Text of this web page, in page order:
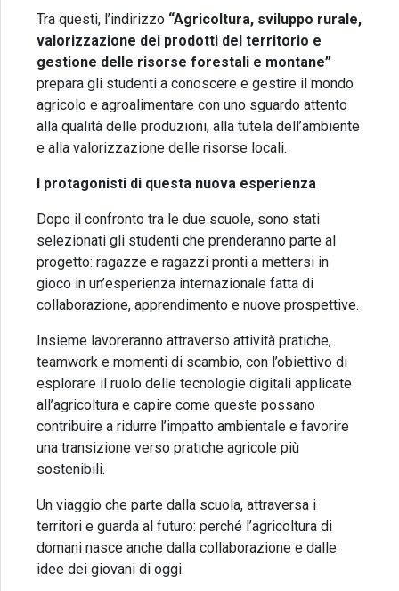
Tra questi, l’indirizzo “Agricoltura, sviluppo rurale,
valorizzazione dei prodotti del territorio e
gestione delle risorse forestali e montane”
prepara gli studenti a conoscere e gestire il mondo
agricolo e agroalimentare con uno sguardo attento
alla qualità delle produzioni, alla tutela dell’ambiente
e alla valorizzazione delle risorse locali.
I protagonisti di questa nuova esperienza
Dopo il confronto tra le due scuole, sono stati
selezionati gli studenti che prenderanno parte al
progetto: ragazze e ragazzi pronti a mettersi in
gioco in un’esperienza internazionale fatta di
collaborazione, apprendimento e nuove prospettive.
Insieme lavoreranno attraverso attività pratiche,
teamwork e momenti di scambio, con l’obiettivo di
esplorare il ruolo delle tecnologie digitali applicate
all’agricoltura e capire come queste possano
contribuire a ridurre l’impatto ambientale e favorire
una transizione verso pratiche agricole più
sostenibili.
Un viaggio che parte dalla scuola, attraversa i
territori e guarda al futuro: perché l’agricoltura di
domani nasce anche dalla collaborazione e dalle
idee dei giovani di oggi.